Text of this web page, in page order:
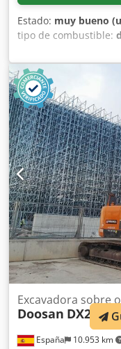
Estado: muy bueno
tipo de combustible:
2016, horas de
aire acondicionado
,
- Toma de fuerza =
Información adicional
Diurna Información
Cilindrada del motor:
cm Peso en vacío: 26
alto): 1036 x 319 x
cm Sistema de
Marcado CE: Sí
estético: muy bueno
España 10.953 km
Excavadora sobre
Doosan